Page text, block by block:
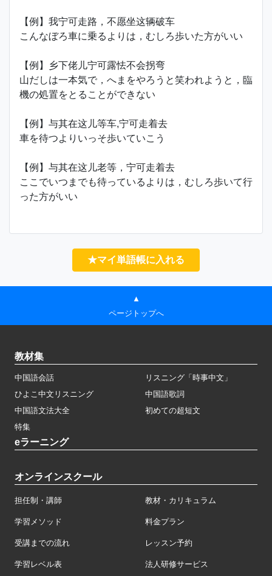
【例】我宁可走路，不愿坐这辆破车
こんなぼろ車に乗るよりは，むしろ歩いた方がいい
【例】乡下佬儿宁可露怯不会拐弯
山だしは一本気で，へまをやろうと笑われようと，臨
機の処置をとることができない
【例】与其在这儿等车,宁可走着去
車を待つよりいっそ歩いていこう
【例】与其在这儿老等，宁可走着去
ここでいつまでも待っているよりは，むしろ歩いて行
った方がいい
★マイ単語帳に入れる
▲
ページトップへ
教材集
中国語会話
リスニング「時事中文」
ひよこ中文リスニング
中国語歌詞
中国語文法大全
初めての超短文
特集
eラーニング
オンラインスクール
担任制・講師 教材・カリキュラム
学習メソッド 料金プラン
受講までの流れ レッスン予約
学習レベル表 法人研修サービス